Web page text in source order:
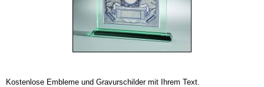
Kostenlose Embleme und Gravurschilder mit Ihrem Text.